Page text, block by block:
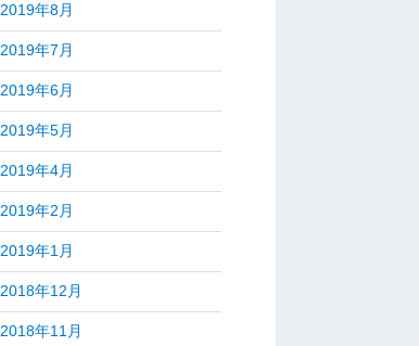
2019年8月
2019年7月
2019年6月
2019年5月
2019年4月
2019年2月
2019年1月
2018年12月
2018年11月